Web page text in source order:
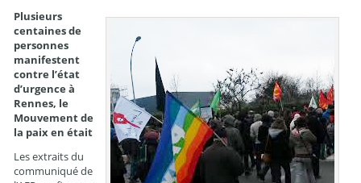
Plusieurs
centaines de
personnes
manifestent
contre l’état
d’urgence à
Rennes, le
Mouvement de
la paix en était
Les extraits du
communiqué de